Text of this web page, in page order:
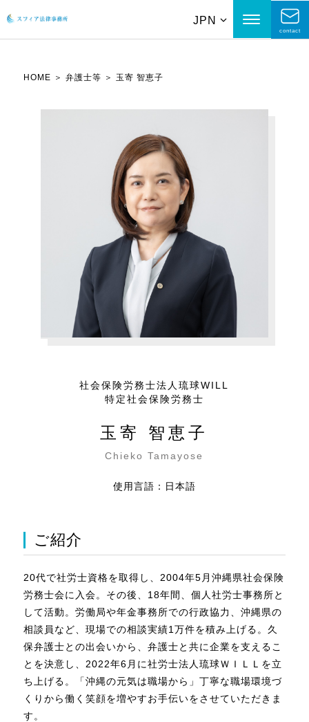
JPN
contact
HOME ＞ 弁護士等 ＞ 玉寄 智恵子
社会保険労務士法人琉球WILL
特定社会保険労務士
玉寄 智恵子
Chieko Tamayose
使用言語：日本語
ご紹介
20代で社労士資格を取得し、2004年5月沖縄県社会保険
労務士会に入会。その後、18年間、個人社労士事務所と
して活動。労働局や年金事務所での行政協力、沖縄県の
相談員など、現場での相談実績1万件を積み上げる。久
保弁護士との出会いから、弁護士と共に企業を支えるこ
とを決意し、2022年6月に社労士法人琉球ＷＩＬＬを立
ち上げる。「沖縄の元気は職場から」丁寧な職場環境づ
くりから働く笑顔を増やすお手伝いをさせていただきま
す。